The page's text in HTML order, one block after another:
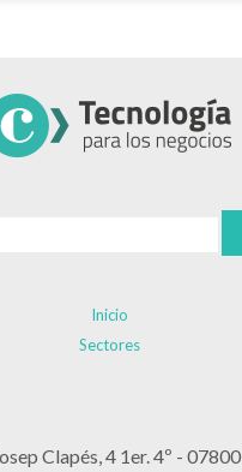
Inicio
Sectores
Clapés, 4 1er. 4º - 07800